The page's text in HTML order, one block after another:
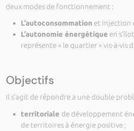
deux modes de fonctionnement :
L’autoconsommation et injection
L’autonomie énergétique en
représente « le quartier » vis-à-vis
Objectifs
Il s’agit de répondre a une double
territoriale de développement
de territoires à énergie positive ;